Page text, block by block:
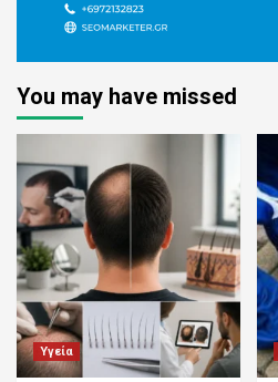
You may have missed
Υγεία